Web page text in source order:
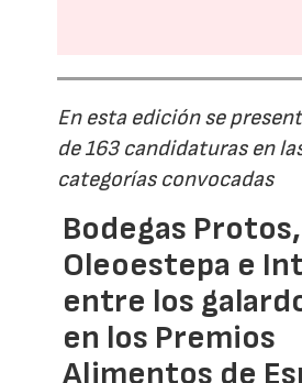
En esta edición se
de 163 candidaturas en
categorías convocadas
Bodegas Protos,
Oleoestepa e
entre los
en los Premios
Alimentos de